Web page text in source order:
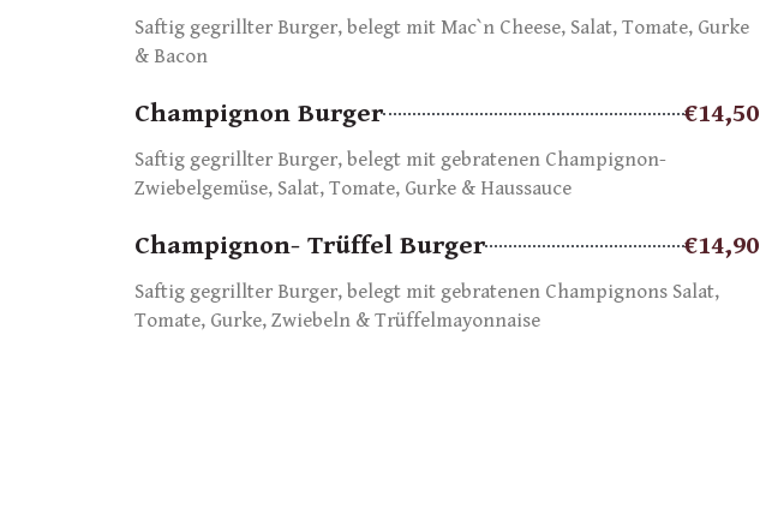
Saftig gegrillter Burger, belegt mit Mac`n Cheese, Salat, Tomate, Gurke
& Bacon
Champignon Burger €14,50
Saftig gegrillter Burger, belegt mit gebratenen Champignon-
Zwiebelgemüse, Salat, Tomate, Gurke & Haussauce
Champignon- Trüffel Burger €14,90
Saftig gegrillter Burger, belegt mit gebratenen Champignons Salat,
Tomate, Gurke, Zwiebeln & Trüffelmayonnaise